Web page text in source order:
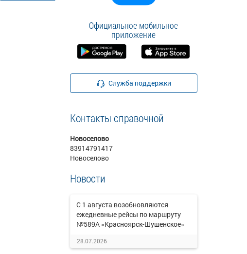
Официальное мобильное
приложение
Служба поддержки
Контакты справочной
Новоселово
83914791417
Новоселово
Новости
С 1 августа возобновляются
ежедневные рейсы по маршруту
№589А «Красноярск-Шушенское»
28.07.2026